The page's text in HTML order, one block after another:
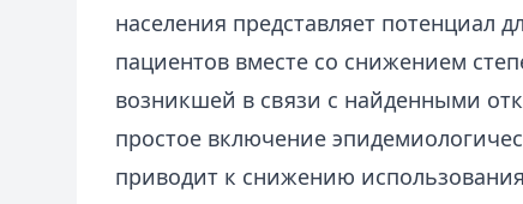
населения представляет потенциал
пациентов вместе со снижением
возникшей в связи с найденными
простое включение
приводит к снижению